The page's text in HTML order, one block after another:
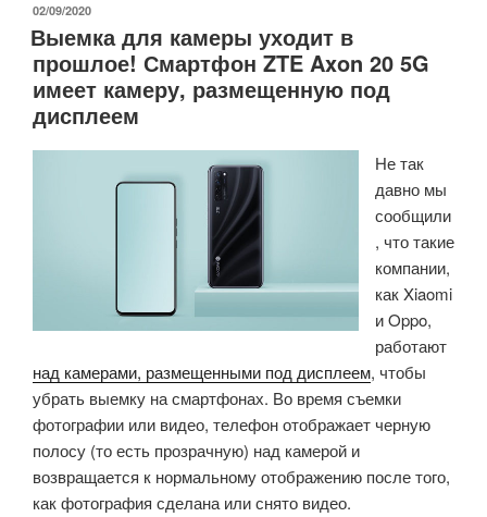
ОПУБЛИКОВАНО
02/09/2020
Выемка для камеры уходит в
прошлое! Смартфон ZTE Axon 20 5G
имеет камеру, размещенную под
дисплеем
Не так
давно мы
сообщили
, что такие
компании,
как Xiaomi
и Oppo,
работают
над камерами, размещенными под дисплеем, чтобы
убрать выемку на смартфонах. Во время съемки
фотографии или видео, телефон отображает черную
полосу (то есть прозрачную) над камерой и
возвращается к нормальному отображению после того,
как фотография сделана или снято видео.